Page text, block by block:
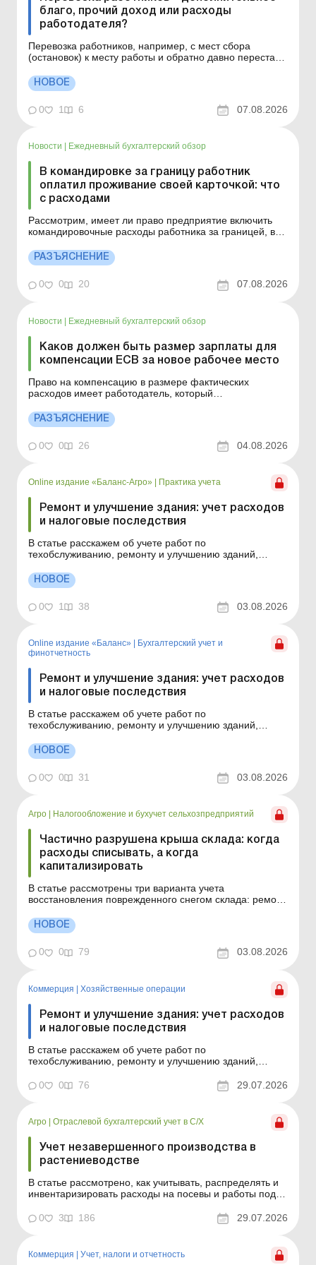
благо, прочий доход или расходы
работодателя?
Перевозка работников, например, с мест сбора
(остановок) к месту работы и обратно давно перестала
работодателей это вопрос непрерывности
производства, кадровой стабильности, сменного
графика работы, удаленности рабочих мест или же
банального отсутствия удо...
НОВОЕ
0 1 6 07.08.2026
Новости Ежедневный бухгалтерский обзор
В командировке за границу работник
оплатил проживание своей карточкой: что
с расходами
Рассмотрим, имеет ли право предприятие включить
командировочные расходы работника за границей, в
которое уплачено с карточного счета работника, что
подтверждается выпиской банка. Больше по теме:
Загранкомандировка с использованием личной
платежной карт...
РАЗЪЯСНЕНИЕ
0 0 20 07.08.2026
Новости | Ежедневный бухгалтерский обзор
Каков должен быть размер зарплаты для
компенсации ЕСВ за новое рабочее место
Право на компенсацию в размере фактических
расходов имеет работодатель, который
менее двух лет по направлению центра занятости
зарегистрированных безработных с обеспечением
зарплаты в размере не менее трех минимальных
заработных плат. Подробности см. ...
РАЗЪЯСНЕНИЕ
0 0 26 04.08.2026
Online издание «Баланс-Агро» | Практика учета
Ремонт и улучшение здания: учет расходов
и налоговые последствия
В статье расскажем об учете работ по
техобслуживанию, ремонту и улучшению зданий,
(производственные/непроизводственные) или объекты
инвестиционной недвижимости. Как определить,
относится ли здание к операционной или
НОВОЕ
0 1 38 03.08.2026
Online издание «Баланс»
Бухгалтерский учет и
финотчетность
Ремонт и улучшение здания: учет расходов
и налоговые последствия
В статье расскажем об учете работ по
техобслуживанию, ремонту и улучшению зданий,
(производственные/непроизводственные) или объекты
инвестиционной недвижимости. Как определить,
относится ли здание к операционной или
НОВОЕ
0 0 31 03.08.2026
Агро Налогообложение и бухучет сельхозпредприятий
Частично разрушена крыша склада: когда
расходы списывать, а когда
капитализировать
В статье рассмотрены три варианта учета
восстановления поврежденного снегом склада: ремонт
заменой разрушенной части и сочетание ремонтных и
капитальных работ в одной смете. Всегда ли
капитальный ремонт крыши нужно учитывать на счете
151? Название рабо...
НОВОЕ
0 0 79 03.08.2026
Коммерция | Хозяйственные операции
Ремонт и улучшение здания: учет расходов
и налоговые последствия
В статье расскажем об учете работ по
техобслуживанию, ремонту и улучшению зданий,
(производственные/непроизводственные) или объекты
инвестиционной недвижимости? Ошибк...
0 0 76 29.07.2026
Агро Отраслевой бухгалтерский учет в С/Х
Учет незавершенного производства в
растениеводстве
В статье рассмотрено, как учитывать, распределять и
инвентаризировать расходы на посевы и работы под
практические примеры и образцы документов. Какие
затраты можно оставить в составе незавершенного
завыш...
0 3 186 29.07.2026
Коммерция Учет, налоги и отчетность